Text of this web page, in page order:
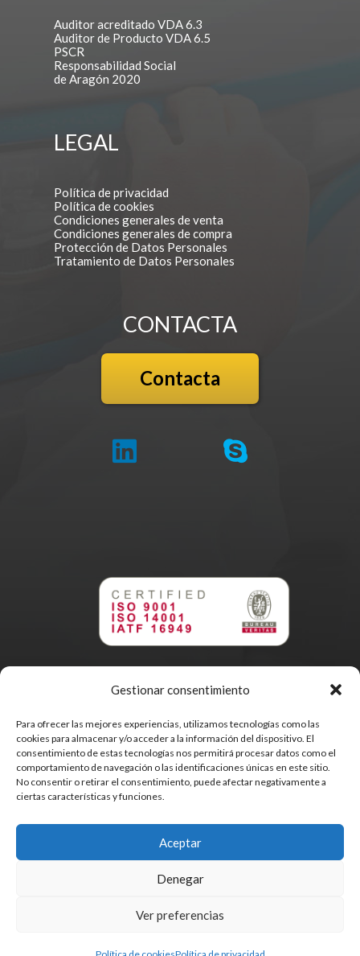
Gestionar consentimiento
Para ofrecer las mejores experiencias, utilizamos tecnologías como las
cookies para almacenar y/o acceder a la información del dispositivo. El
consentimiento de estas tecnologías nos permitirá procesar datos como el
comportamiento de navegación o las identificaciones únicas en este sitio.
No consentir o retirar el consentimiento, puede afectar negativamente a
ciertas características y funciones.
Aceptar
Denegar
Ver preferencias
Auditor acreditado VDA 6.3
Auditor de Producto VDA 6.5
PSCR
Responsabilidad Social
de Aragón 2020
LEGAL
Política de privacidad
Política de cookies
Condiciones generales de venta
Condiciones generales de compra
Protección de Datos Personales
Tratamiento de Datos Personales
CONTACTA
Contacta
© MODISPREM S.A – Todos los derechos reservados –
Páginas Web